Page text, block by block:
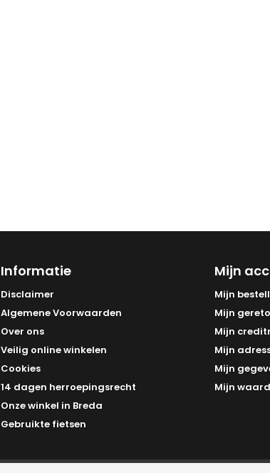
Informatie
Disclaimer
Algemene Voorwaarden
Over ons
Veilig online winkelen
Cookies
14 dagen herroepingsrecht
Onze winkel in Breda
Gebruikte fietsen
Mijn
Mijn
Mijn
Mijn
Mijn
Mijn
Mijn